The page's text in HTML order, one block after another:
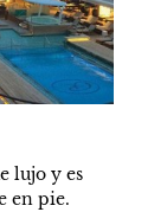
lujo y es
en pie.